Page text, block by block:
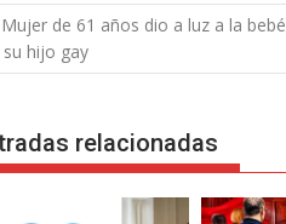
Mujer de 61 años dio a luz a la bebé
su hijo gay
relacionadas